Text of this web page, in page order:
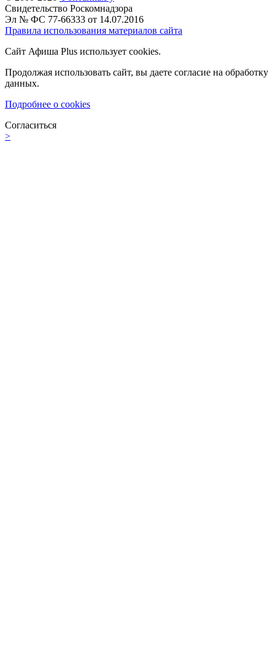
Свидетельство Роскомнадзора
Эл № ФС 77-66333 от 14.07.2016
Правила использования материалов сайта
Сайт Афиша Plus использует cookies.
Продолжая использовать сайт, вы даете согласие на обработку
данных.
Подробнее о cookies
Согласиться
>